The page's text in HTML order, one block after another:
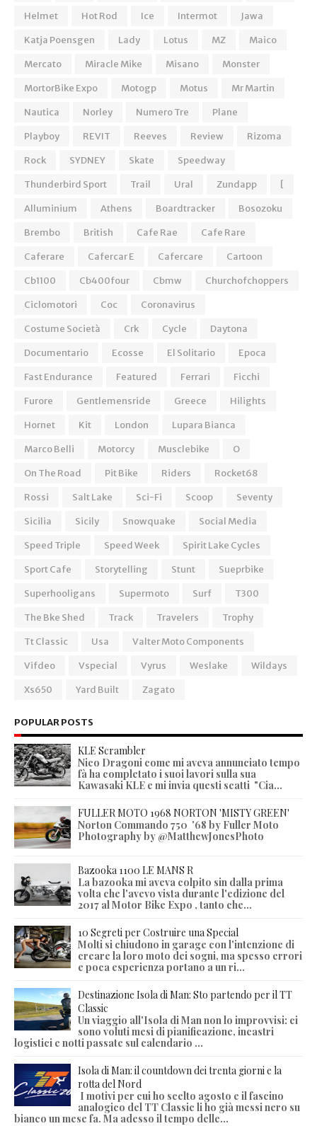
Helmet Hot Rod Ice Intermot
Jawa
Katja Poensgen
Lady Lotus MZ
Maico
Mercato
Miracle Mike Misano
Monster
MortorBike Expo
Motogp Motus
Mr Martin
Nautica
Norley Numero Tre
Plane
Playboy
REVIT Reeves Review
Rizoma
Rock
SYDNEY Skate
Speedway
Thunderbird Sport
Trail Ural Zundapp
[
Alluminium
Athens Boardtracker
Bosozoku
Brembo
British Cafe Rae
Cafe Rare
Caferare
Cafercar E Cafercare
Cartoon
Cb1100
Cb400four Cbmw
Churchofchoppers
Ciclomotori
Coc
Coronavirus
Costume Società
Crk Cycle
Daytona
Documentario
Ecosse El Solitario
Epoca
Fast Endurance
Featured Ferrari
Ficchi
Furore
Gentlemensride Greece
Hilights
Hornet
Kit London
Lupara Bianca
Marco Belli
Motorcy Musclebike
O
On The Road
Pit Bike Riders
Rocket68
Rossi
Salt Lake Sci-Fi Scoop
Seventy
Sicilia
Sicily Snowquake
Social Media
Speed Triple
Speed Week
Spirit Lake Cycles
Sport Cafe
Storytelling Stunt
Sueprbike
Superhooligans
Supermoto Surf
T300
The Bke Shed
Track Travelers
Trophy
Tt Classic
Usa
Valter Moto Components
Vifdeo
Vspecial Vyrus Weslake
Wildays
Xs650
Yard Built Zagato
POPULAR POSTS
KLE Scrambler
Nico Dragoni come mi aveva annunciato tempo
fà ha completato i suoi lavori sulla sua
Kawasaki KLE e mi invia questi scatti "Cia...
FULLER MOTO 1968 NORTON 'MISTY GREEN'
Norton Commando 750 '68 by Fuller Moto
Photography by @MatthewJonesPhoto
Bazooka 1100 LE MANS R
La bazooka mi aveva colpito sin dalla prima
volta che l'avevo vista durante l'edizione del
2017 al Motor Bike Expo , tanto che...
10 Segreti per Costruire una Special
Molti si chiudono in garage con l'intenzione di
creare la loro moto dei sogni, ma spesso errori
e poca esperienza portano a un ri...
Destinazione Isola di Man: Sto partendo per il TT
Classic
Un viaggio all'Isola di Man non lo improvvisi: ci
sono voluti mesi di pianificazione, incastri
logistici e notti passate sul calendario ...
Isola di Man: il countdown dei trenta giorni e la
rotta del Nord
I motivi per cui ho scelto agosto e il fascino
analogico del TT Classic li ho già messi nero su
bianco un mese fa. Ma adesso il tempo delle...